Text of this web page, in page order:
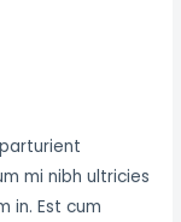
mi nibh ultricies
in. Est cum